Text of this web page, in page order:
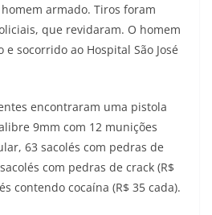
armado. Tiros foram
que revidaram. O homem
socorrido ao Hospital São José
encontraram uma pistola
9mm com 12 munições
63 sacolés com pedras de
com pedras de crack (R$
contendo cocaína (R$ 35 cada).